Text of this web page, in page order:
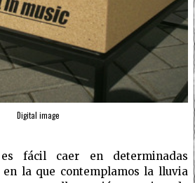
Digital image
fácil caer en determinadas
en la que contemplamos la lluvia